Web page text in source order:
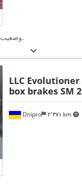
,
Dnipro ۲٬۳۷۱ km
LLC Evolutioner
box brakes SM